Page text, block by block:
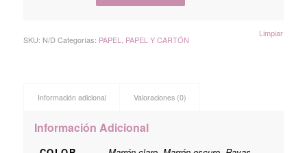
Limpiar
SKU: N/D Categorías: PAPEL PAPEL Y CARTÓN
Información adicional Valoraciones (0)
Información Adicional